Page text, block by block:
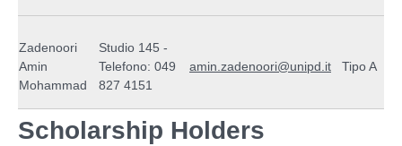
Zadenoori
Amin
Mohammad
Studio 145 -
Telefono: 049
827 4151
amin.zadenoori@unipd.it Tipo A
Scholarship Holders